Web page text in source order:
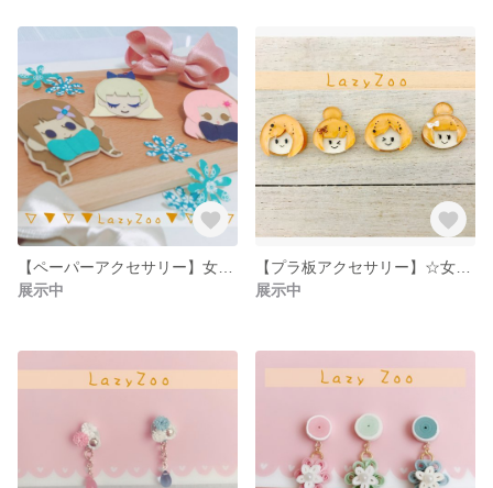
展示中
展示中